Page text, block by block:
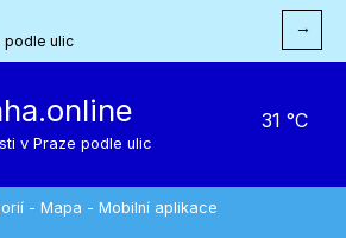
podle ulic
→
v Praze podle ulic
31 °C
- Mapa - Mobilní aplikace